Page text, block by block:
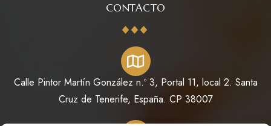
CONTACTO
Calle Pintor Martín González n.º 3, Portal 11, local 2. Santa
Cruz de Tenerife, España. CP 38007